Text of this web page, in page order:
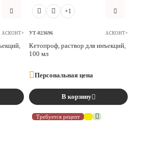
АСКОНТ+
+1
УТ-023696 АСКОНТ+
Кетопроф, раствор для инъекций,
100 мл
Персональная цена
В корзину
Требуется рецепт